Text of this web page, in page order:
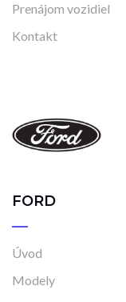
Prenájom vozidiel
Kontakt
FORD
Úvod
Modely